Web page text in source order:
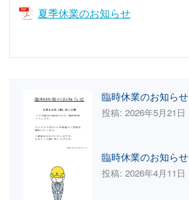
夏季休業のお知らせ
臨時休業のお知らせ
投稿: 2026年5月21日
臨時休業のお知らせ
投稿: 2026年4月11日